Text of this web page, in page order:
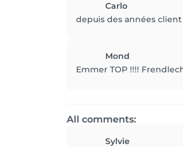
Carlo
depuis des années
Mond
Emmer TOP !!!!
All comments:
Sylvie